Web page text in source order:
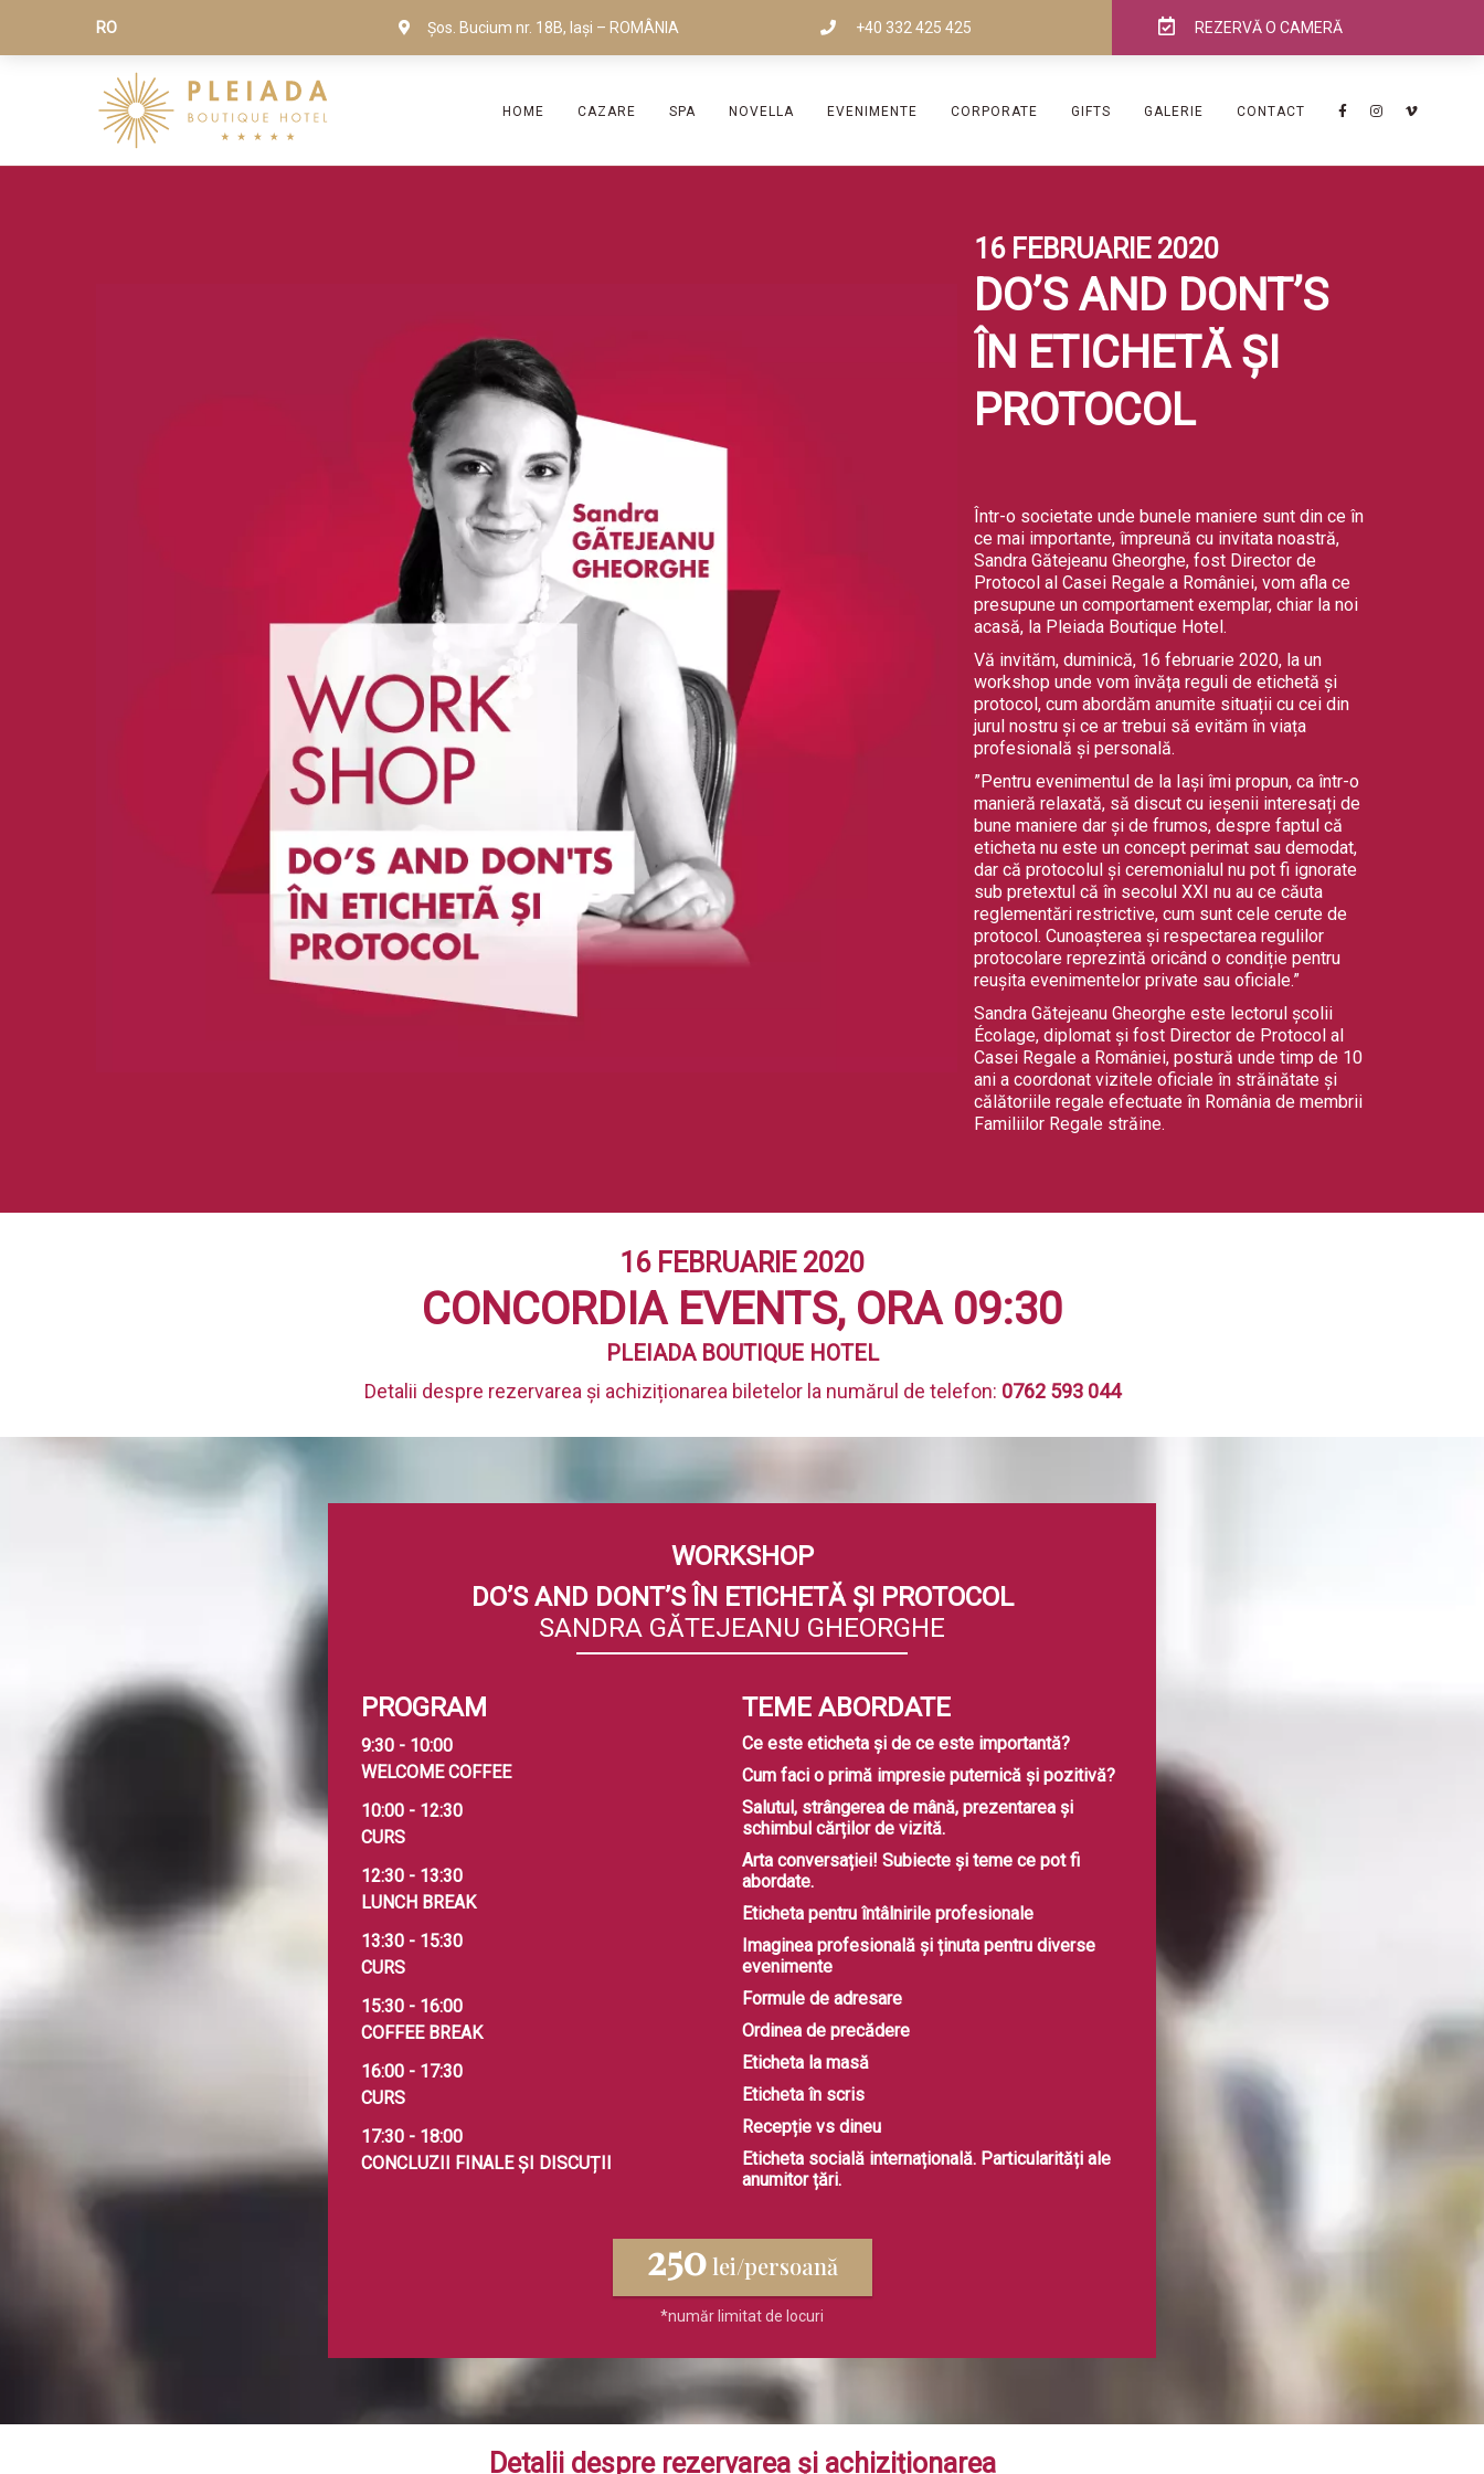
RO Șos. Bucium nr. 18B, Iași – ROMÂNIA +40 332 425 425 REZERVĂ O CAMERĂ
HOME CAZARE SPA NOVELLA EVENIMENTE CORPORATE GIFTS GALERIE CONTACT
16 FEBRUARIE 2020
DO’S AND DONT’S
ÎN ETICHETĂ ȘI
PROTOCOL
Într-o societate unde bunele maniere sunt din ce în
ce mai importante, împreună cu invitata noastră,
Sandra Gătejeanu Gheorghe, fost Director de
Protocol al Casei Regale a României, vom afla ce
presupune un comportament exemplar, chiar la noi
acasă, la Pleiada Boutique Hotel.
Vă invităm, duminică, 16 februarie 2020, la un
workshop unde vom învăța reguli de etichetă și
protocol, cum abordăm anumite situații cu cei din
jurul nostru și ce ar trebui să evităm în viața
profesională și personală.
”Pentru evenimentul de la Iași îmi propun, ca într-o
manieră relaxată, să discut cu ieșenii interesați de
bune maniere dar și de frumos, despre faptul că
eticheta nu este un concept perimat sau demodat,
dar că protocolul și ceremonialul nu pot fi ignorate
sub pretextul că în secolul XXI nu au ce căuta
reglementări restrictive, cum sunt cele cerute de
protocol. Cunoașterea și respectarea regulilor
protocolare reprezintă oricând o condiție pentru
reușita evenimentelor private sau oficiale.”
Sandra Gătejeanu Gheorghe este lectorul școlii
Écolage, diplomat și fost Director de Protocol al
Casei Regale a României, postură unde timp de 10
ani a coordonat vizitele oficiale în străinătate şi
călătoriile regale efectuate în România de membrii
Familiilor Regale străine.
16 FEBRUARIE 2020
CONCORDIA EVENTS, ORA 09:30
PLEIADA BOUTIQUE HOTEL
Detalii despre rezervarea și achiziționarea biletelor la numărul de telefon: 0762 593 044
WORKSHOP
DO’S AND DONT’S ÎN ETICHETĂ ȘI PROTOCOL
SANDRA GĂTEJEANU GHEORGHE
PROGRAM
9:30 - 10:00
WELCOME COFFEE
10:00 - 12:30
CURS
12:30 - 13:30
LUNCH BREAK
13:30 - 15:30
CURS
15:30 - 16:00
COFFEE BREAK
16:00 - 17:30
CURS
17:30 - 18:00
CONCLUZII FINALE ȘI DISCUȚII
TEME ABORDATE
Ce este eticheta și de ce este importantă?
Cum faci o primă impresie puternică și pozitivă?
Salutul, strângerea de mână, prezentarea și
schimbul cărților de vizită.
Arta conversației! Subiecte și teme ce pot fi
abordate.
Eticheta pentru întâlnirile profesionale
Imaginea profesională și ținuta pentru diverse
evenimente
Formule de adresare
Ordinea de precădere
Eticheta la masă
Eticheta în scris
Recepție vs dineu
Eticheta socială internațională. Particularități ale
anumitor țări.
250lei/persoană
*număr limitat de locuri
Detalii despre rezervarea și achiziționarea